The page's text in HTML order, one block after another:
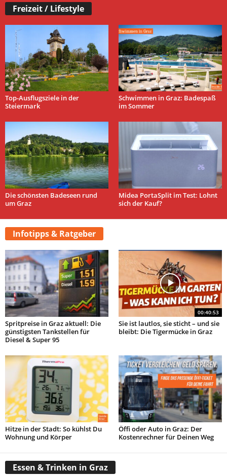
Freizeit / Lifestyle
Top-Ausflugsziele in der
Steiermark
Schwimmen in Graz: Badespaß
im Sommer
Die schönsten Badeseen rund
um Graz
Midea PortaSplit im Test: Lohnt
sich der Kauf?
Infotipps & Ratgeber
Spritpreise in Graz aktuell: Die
günstigsten Tankstellen für
Diesel & Super 95
00:40:53
Sie ist lautlos, sie sticht – und sie
bleibt: Die Tigermücke in Graz
Hitze in der Stadt: So kühlst Du
Wohnung und Körper
Öffi oder Auto in Graz: Der
Kostenrechner für Deinen Weg
Essen & Trinken in Graz